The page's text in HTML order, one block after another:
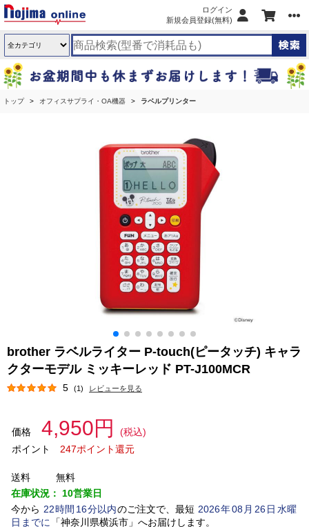
ログイン
新規会員登録(無料)
トップ オフィスサプライ・OA機器 ラベルプリンター
brother ラベルライター P-touch(ピータッチ) キャラ
クターモデル ミッキーレッド PT-J100MCR
5 (1) レビューを見る
価格 4,950円
(税込)
ポイント
247ポイント還元
送料
無料
在庫状況： 10営業日
今から 22時間 16分以内のご注文で、最短 2026年08 月 26日水曜
日 までに 「神奈川県横浜市」 へお届けします。